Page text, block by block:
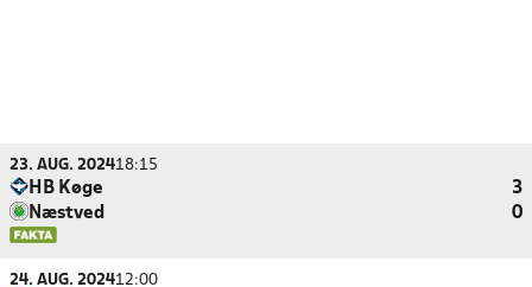
23. AUG. 202418:15
HB Køge
3
Næstved
0
24. AUG. 202412:00